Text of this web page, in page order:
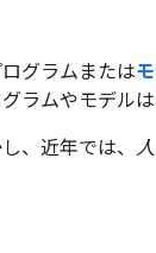
グラムまたは
ラムやモデル
、近年では、